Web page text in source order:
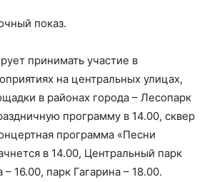
показ.
принимать участие в
на центральных улицах,
в районах города – Лесопарк
программу в 14.00, сквер
программа «Песни
в 14.00, Центральный парк
– 16.00, парк Гагарина – 18.00.